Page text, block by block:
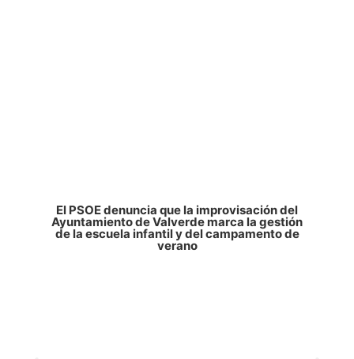
El PSOE denuncia que la improvisación del
Ayuntamiento de Valverde marca la gestión
de la escuela infantil y del campamento de
verano